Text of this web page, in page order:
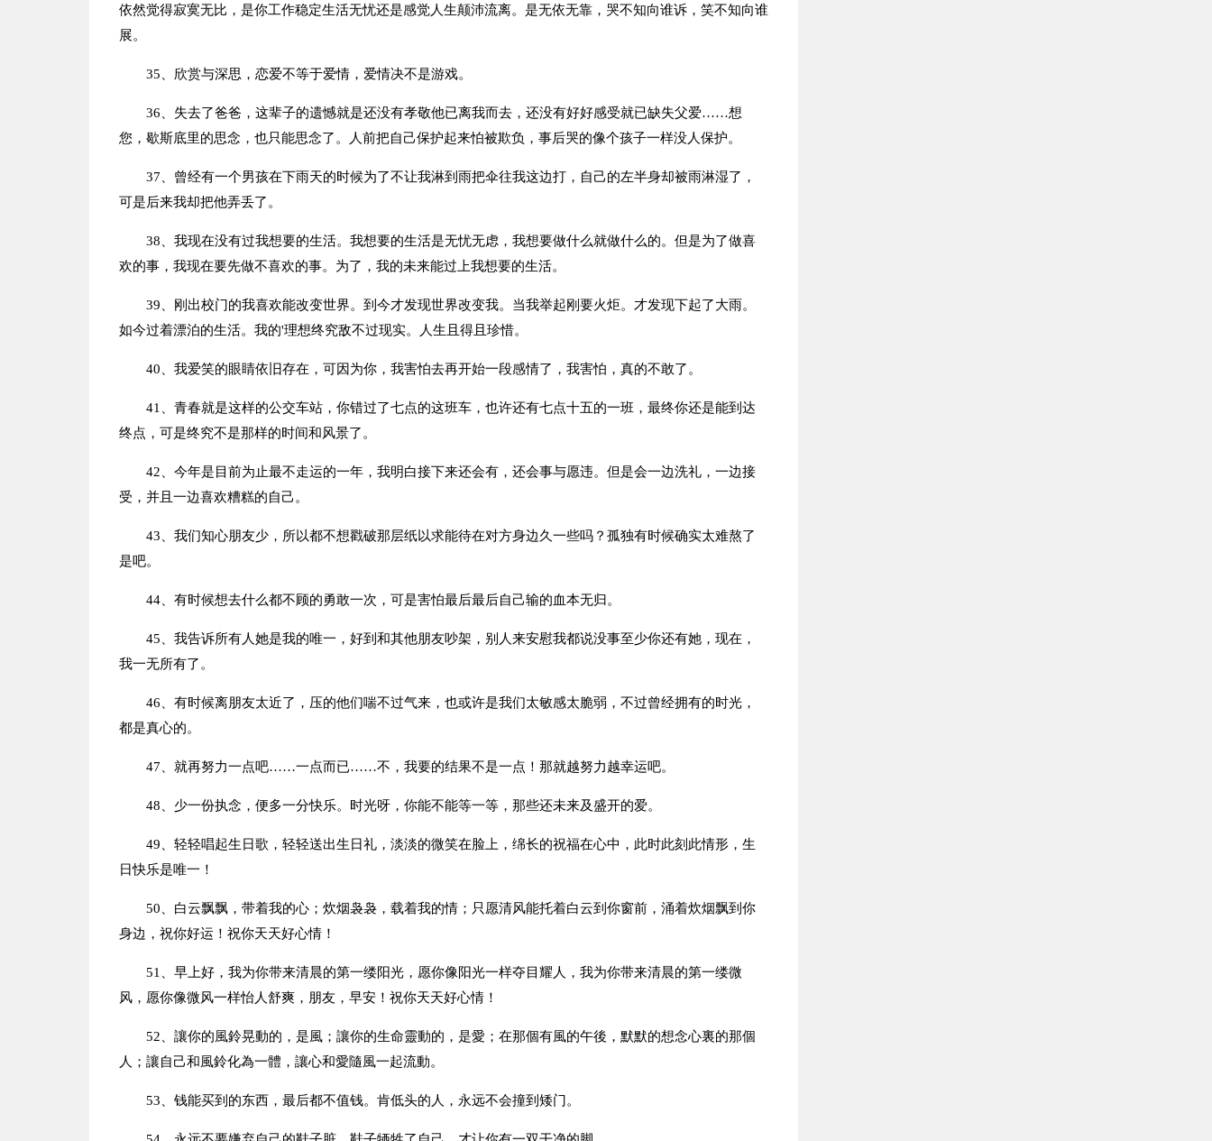
依然觉得寂寞无比，是你工作稳定生活无忧还是感觉人生颠沛流离。是无依无靠，哭不知向谁诉，笑不知向谁
展。
35、欣赏与深思，恋爱不等于爱情，爱情决不是游戏。
36、失去了爸爸，这辈子的遗憾就是还没有孝敬他已离我而去，还没有好好感受就已缺失父爱……想
您，歇斯底里的思念，也只能思念了。人前把自己保护起来怕被欺负，事后哭的像个孩子一样没人保护。
37、曾经有一个男孩在下雨天的时候为了不让我淋到雨把伞往我这边打，自己的左半身却被雨淋湿了，
可是后来我却把他弄丢了。
38、我现在没有过我想要的生活。我想要的生活是无忧无虑，我想要做什么就做什么的。但是为了做喜
欢的事，我现在要先做不喜欢的事。为了，我的未来能过上我想要的生活。
39、刚出校门的我喜欢能改变世界。到今才发现世界改变我。当我举起刚要火炬。才发现下起了大雨。
如今过着漂泊的生活。我的'理想终究敌不过现实。人生且得且珍惜。
40、我爱笑的眼睛依旧存在，可因为你，我害怕去再开始一段感情了，我害怕，真的不敢了。
41、青春就是这样的公交车站，你错过了七点的这班车，也许还有七点十五的一班，最终你还是能到达
终点，可是终究不是那样的时间和风景了。
42、今年是目前为止最不走运的一年，我明白接下来还会有，还会事与愿违。但是会一边洗礼，一边接
受，并且一边喜欢糟糕的自己。
43、我们知心朋友少，所以都不想戳破那层纸以求能待在对方身边久一些吗？孤独有时候确实太难熬了
是吧。
44、有时候想去什么都不顾的勇敢一次，可是害怕最后最后自己输的血本无归。
45、我告诉所有人她是我的唯一，好到和其他朋友吵架，别人来安慰我都说没事至少你还有她，现在，
我一无所有了。
46、有时候离朋友太近了，压的他们喘不过气来，也或许是我们太敏感太脆弱，不过曾经拥有的时光，
都是真心的。
47、就再努力一点吧……一点而已……不，我要的结果不是一点！那就越努力越幸运吧。
48、少一份执念，便多一分快乐。时光呀，你能不能等一等，那些还未来及盛开的爱。
49、轻轻唱起生日歌，轻轻送出生日礼，淡淡的微笑在脸上，绵长的祝福在心中，此时此刻此情形，生
日快乐是唯一！
50、白云飘飘，带着我的心；炊烟袅袅，载着我的情；只愿清风能托着白云到你窗前，涌着炊烟飘到你
身边，祝你好运！祝你天天好心情！
51、早上好，我为你带来清晨的第一缕阳光，愿你像阳光一样夺目耀人，我为你带来清晨的第一缕微
风，愿你像微风一样怡人舒爽，朋友，早安！祝你天天好心情！
52、讓你的風鈴晃動的，是風；讓你的生命靈動的，是愛；在那個有風的午後，默默的想念心裏的那個
人；讓自己和風鈴化為一體，讓心和愛隨風一起流動。
53、钱能买到的东西，最后都不值钱。肯低头的人，永远不会撞到矮门。